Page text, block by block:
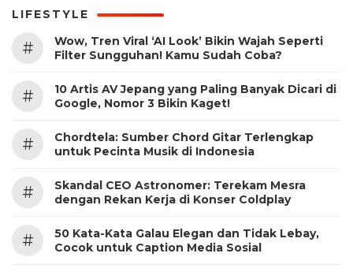
LIFESTYLE
#
Wow, Tren Viral ‘AI Look’ Bikin Wajah Seperti
Filter Sungguhan! Kamu Sudah Coba?
#
10 Artis AV Jepang yang Paling Banyak Dicari di
Google, Nomor 3 Bikin Kaget!
#
Chordtela: Sumber Chord Gitar Terlengkap
untuk Pecinta Musik di Indonesia
#
Skandal CEO Astronomer: Terekam Mesra
dengan Rekan Kerja di Konser Coldplay
#
50 Kata-Kata Galau Elegan dan Tidak Lebay,
Cocok untuk Caption Media Sosial